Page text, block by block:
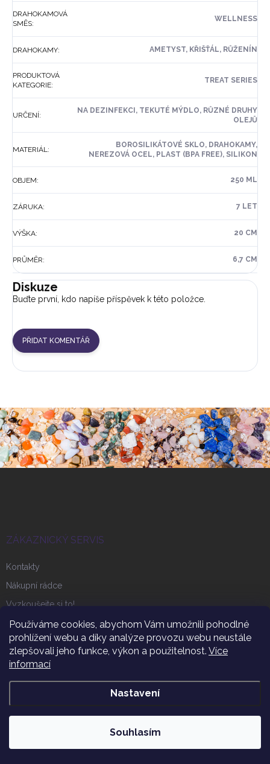
Používáme cookies, abychom Vám umožnili pohodlné
prohlížení webu a díky analýze provozu webu neustále
zlepšovali jeho funkce, výkon a použitelnost. Více
informací
Nastavení
Souhlasím
DRAHOKAMOVÁ
SMĚS:
WELLNESS
DRAHOKAMY: AMETYST, KŘIŠŤÁL, RŮŽENÍN
PRODUKTOVÁ
KATEGORIE:
TREAT SERIES
URČENÍ:
NA DEZINFEKCI, TEKUTÉ MÝDLO, RŮZNÉ DRUHY
OLEJŮ
MATERIÁL:
BOROSILIKÁTOVÉ SKLO, DRAHOKAMY,
NEREZOVÁ OCEL, PLAST (BPA FREE), SILIKON
OBJEM: 250 ML
ZÁRUKA: 7 LET
VÝŠKA: 20 CM
PRŮMĚR: 6,7 CM
Diskuze
Buďte první, kdo napíše příspěvek k této položce.
PŘIDAT KOMENTÁŘ
ZÁKAZNICKÝ SERVIS
Kontakty
Nákupní rádce
Vyzkoušejte si to!
Jak vybrat drahokamovou směs
Doprava a platba
REKLAMACE A POŠKOZENÍ PRODUKTU
Vrácení zboží
Sledování zásilky